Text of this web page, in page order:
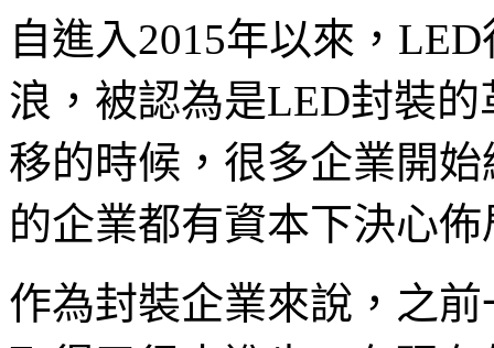
自進入2015年以來，
浪，被認為是LED封裝
移的時候，很多企業開
的企業都有資本下決心
作為封裝企業來說，之